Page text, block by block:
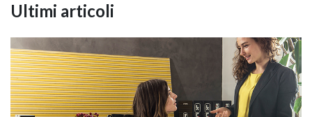
Ultimi articoli